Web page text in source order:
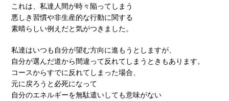
これは、私達人間が時々陥ってしまう
悪しき習慣や非生産的な行動に関する
素晴らしい例えだと気がつきました。
私達はいつも自分が望む方向に進もうとしますが、
自分が選んだ道から間違って反れてしまうときもあります。
コースからすでに反れてしまった場合、
元に戻ろうと必死になって
自分のエネルギーを無駄遣いしても意味がない